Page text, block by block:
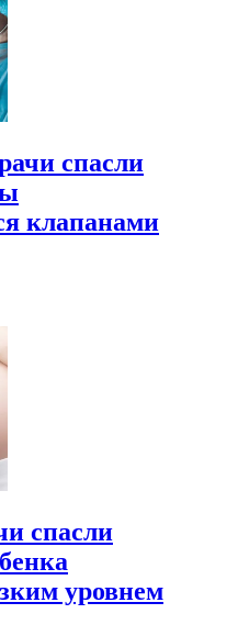
спасли
клапанами
спасли
уровнем